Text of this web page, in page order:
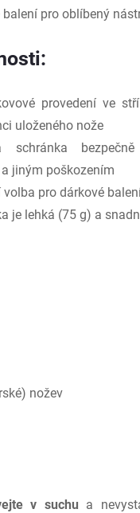
pro oblíbený
provedení ve
uloženého nože
schránka
jiným poškozením
volba pro dárkové
je lehká (75 g) a
nožev
v suchu a